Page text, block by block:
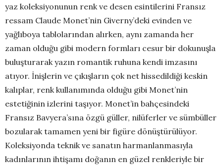
yaz koleksiyonunun renk ve desen esintilerini Fransız
ressam Claude Monet’nin Giverny’deki evinden ve
yağlıboya tablolarından alırken, aynı zamanda her
zaman olduğu gibi modern formları cesur bir dokunuşla
buluşturarak yazın romantik ruhuna kendi imzasını
atıyor. İnişlerin ve çıkışların çok net hissedildiği keskin
kalıplar, renk kullanımında olduğu gibi Monet’nin
estetiğinin izlerini taşıyor. Monet’in bahçesindeki
Fransız Bavyera’sına özgü güller, nilüferler ve sümbüller
bozularak tamamen yeni bir figüre dönüştürülüyor.
Koleksiyonda teknik ve sanatın harmanlanmasıyla
kadınlarının ihtişamı doğanın en güzel renkleriyle bir